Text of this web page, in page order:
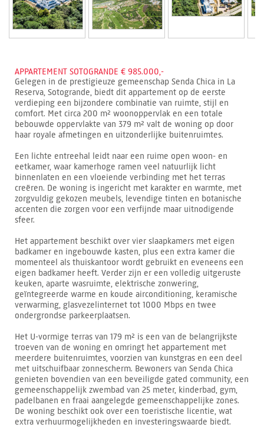
APPARTEMENT SOTOGRANDE € 985.000,-
Gelegen in de prestigieuze gemeenschap Senda Chica in La
Reserva, Sotogrande, biedt dit appartement op de eerste
verdieping een bijzondere combinatie van ruimte, stijl en
comfort. Met circa 200 m² woonoppervlak en een totale
bebouwde oppervlakte van 379 m² valt de woning op door
haar royale afmetingen en uitzonderlijke buitenruimtes.
Een lichte entreehal leidt naar een ruime open woon- en
eetkamer, waar kamerhoge ramen veel natuurlijk licht
binnenlaten en een vloeiende verbinding met het terras
creëren. De woning is ingericht met karakter en warmte, met
zorgvuldig gekozen meubels, levendige tinten en botanische
accenten die zorgen voor een verfijnde maar uitnodigende
sfeer.
Het appartement beschikt over vier slaapkamers met eigen
badkamer en ingebouwde kasten, plus een extra kamer die
momenteel als thuiskantoor wordt gebruikt en eveneens een
eigen badkamer heeft. Verder zijn er een volledig uitgeruste
keuken, aparte wasruimte, elektrische zonwering,
geïntegreerde warme en koude airconditioning, keramische
verwarming, glasvezelinternet tot 1000 Mbps en twee
ondergrondse parkeerplaatsen.
Het U-vormige terras van 179 m² is een van de belangrijkste
troeven van de woning en omringt het appartement met
meerdere buitenruimtes, voorzien van kunstgras en een deel
met uitschuifbaar zonnescherm. Bewoners van Senda Chica
genieten bovendien van een beveiligde gated community, een
gemeenschappelijk zwembad van 25 meter, kinderbad, gym,
padelbanen en fraai aangelegde gemeenschappelijke zones.
De woning beschikt ook over een toeristische licentie, wat
extra verhuurmogelijkheden en investeringswaarde biedt.